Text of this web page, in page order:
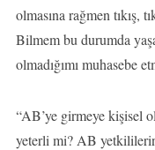
olmasına rağmen tıkış,
Bilmem bu durumda
olmadığımı muhasebe
“AB’ye girmeye kişisel
yeterli mi? AB